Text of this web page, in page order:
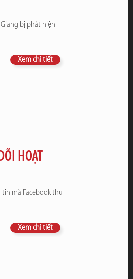
bị phát hiện
Xem chi tiết
HOẠT
tin mà Facebook thu
Xem chi tiết